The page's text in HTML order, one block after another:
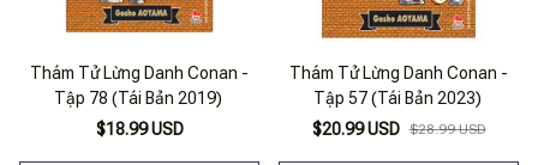
Thám Tử Lừng Danh Conan -
Tập 78 (Tái Bản 2019)
$18.99 USD
Thám Tử Lừng Danh Conan -
Tập 57 (Tái Bản 2023)
$20.99 USD $28.99 USD